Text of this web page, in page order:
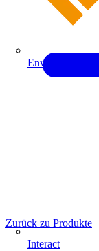
Enwitec
Interact
Zurück zu Produkte